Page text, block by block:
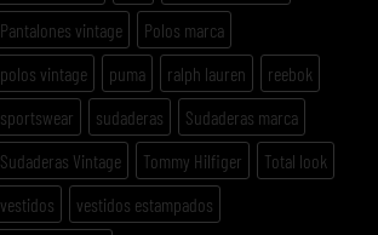
Pantalones vintage
Polos marca
polos vintage
puma ralph lauren
reebok
sportswear
sudaderas
Sudaderas marca
Sudaderas Vintage
Tommy Hilfiger
Total look
vestidos
vestidos estampados